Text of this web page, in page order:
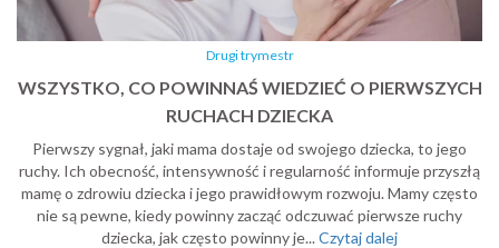
Drugi trymestr
WSZYSTKO, CO POWINNAŚ WIEDZIEĆ O PIERWSZYCH
RUCHACH DZIECKA
Pierwszy sygnał, jaki mama dostaje od swojego dziecka, to jego
ruchy. Ich obecność, intensywność i regularność informuje przyszłą
mamę o zdrowiu dziecka i jego prawidłowym rozwoju. Mamy często
nie są pewne, kiedy powinny zacząć odczuwać pierwsze ruchy
dziecka, jak często powinny je...Czytaj dalej